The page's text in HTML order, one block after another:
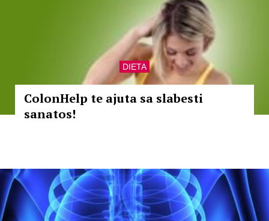
DIETA
ColonHelp te ajuta sa slabesti
sanatos!